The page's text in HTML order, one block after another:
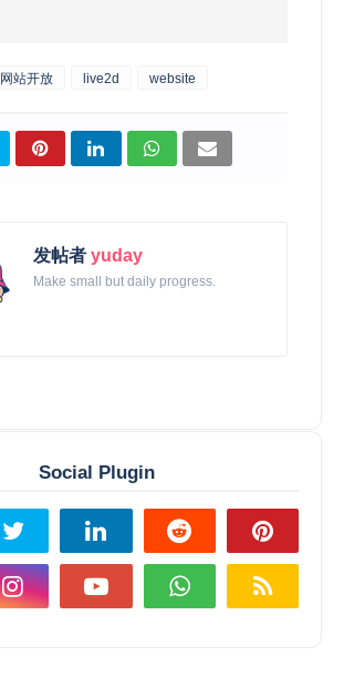
网站开放 live2d website
发帖者 yuday
Make small but daily progress.
Social Plugin